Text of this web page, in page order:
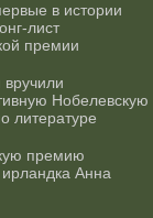
в истории
лист
премии
Нобелевскую
литературе
премию
Анна